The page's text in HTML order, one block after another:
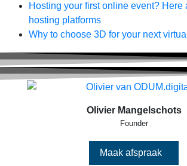
Hosting your first online event? Here
hosting platforms
Why to choose 3D for your next
Olivier Mangelschots
Founder
Maak afspraak